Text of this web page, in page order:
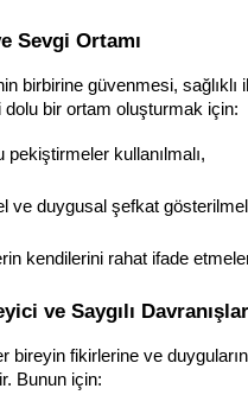
Sevgi Ortamı
birbirine güvenmesi, sağlıklı
dolu bir ortam oluşturmak için:
pekiştirmeler kullanılmalı,
ve duygusal şefkat
kendilerini rahat ifade
ve Saygılı Davranışlar
bireyin fikirlerine ve
Bunun için: